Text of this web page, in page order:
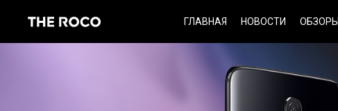
content
ГЛАВНАЯ НОВОСТИ ОБЗОРЫ